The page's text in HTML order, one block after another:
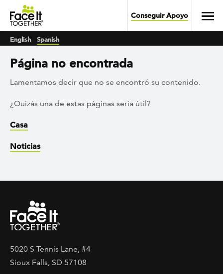
Skip to main content
Conseguir Apoyo
English Spanish
Página no encontrada
Lamentamos decir que no se encontró su contenido.
¿Quizás una de estas páginas sería útil?
Casa
Noticias
5020 S Tennis Lane, #4
Sioux Falls, SD 57108